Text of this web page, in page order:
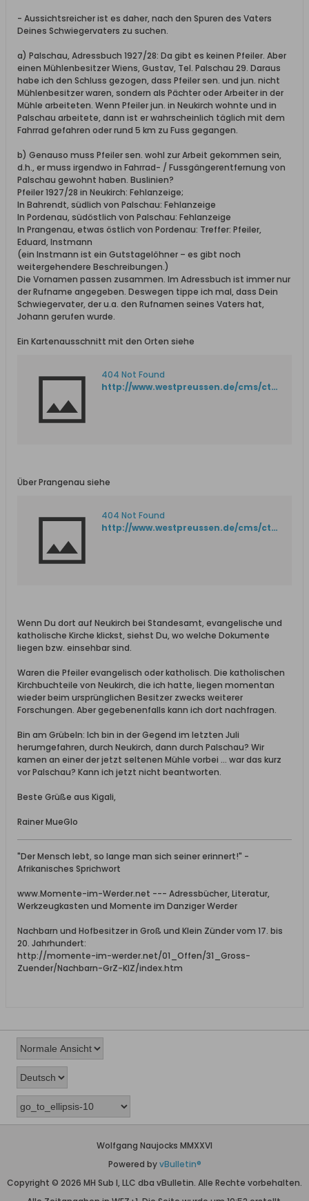
- Aussichtsreicher ist es daher, nach den Spuren des Vaters
Deines Schwiegervaters zu suchen.
a) Palschau, Adressbuch 1927/28: Da gibt es keinen Pfeiler. Aber
einen Mühlenbesitzer Wiens, Gustav, Tel. Palschau 29. Daraus
habe ich den Schluss gezogen, dass Pfeiler sen. und jun. nicht
Mühlenbesitzer waren, sondern als Pächter oder Arbeiter in der
Mühle arbeiteten. Wenn Pfeiler jun. in Neukirch wohnte und in
Palschau arbeitete, dann ist er wahrscheinlich täglich mit dem
Fahrrad gefahren oder rund 5 km zu Fuss gegangen.
b) Genauso muss Pfeiler sen. wohl zur Arbeit gekommen sein,
d.h., er muss irgendwo in Fahrrad- / Fussgängerentfernung von
Palschau gewohnt haben. Buslinien?
Pfeiler 1927/28 in Neukirch: Fehlanzeige;
In Bahrendt, südlich von Palschau: Fehlanzeige
In Pordenau, südöstlich von Palschau: Fehlanzeige
In Prangenau, etwas östlich von Pordenau: Treffer: Pfeiler,
Eduard, Instmann
(ein Instmann ist ein Gutstagelöhner – es gibt noch
weitergehendere Beschreibungen.)
Die Vornamen passen zusammen. Im Adressbuch ist immer nur
der Rufname angegeben. Deswegen tippe ich mal, dass Dein
Schwiegervater, der u.a. den Rufnamen seines Vaters hat,
Johann gerufen wurde.
Ein Kartenausschnitt mit den Orten siehe
404 Not Found
http://www.westpreussen.de/cms/ct/ortsverzeichnis/landkarte.php?karte=E5.GIF
Über Prangenau siehe
404 Not Found
http://www.westpreussen.de/cms/ct/ortsverzeichnis/details.php?ID=5248
Wenn Du dort auf Neukirch bei Standesamt, evangelische und
katholische Kirche klickst, siehst Du, wo welche Dokumente
liegen bzw. einsehbar sind.
Waren die Pfeiler evangelisch oder katholisch. Die katholischen
Kirchbuchteile von Neukirch, die ich hatte, liegen momentan
wieder beim ursprünglichen Besitzer zwecks weiterer
Forschungen. Aber gegebenenfalls kann ich dort nachfragen.
Bin am Grübeln: Ich bin in der Gegend im letzten Juli
herumgefahren, durch Neukirch, dann durch Palschau? Wir
kamen an einer der jetzt seltenen Mühle vorbei … war das kurz
vor Palschau? Kann ich jetzt nicht beantworten.
Beste Grüße aus Kigali,
Rainer MueGlo
"Der Mensch lebt, so lange man sich seiner erinnert!" -
Afrikanisches Sprichwort
www.Momente-im-Werder.net --- Adressbücher, Literatur,
Werkzeugkasten und Momente im Danziger Werder
Nachbarn und Hofbesitzer in Groß und Klein Zünder vom 17. bis
20. Jahrhundert:
http://momente-im-werder.net/01_Offen/31_Gross-
Zuender/Nachbarn-GrZ-KlZ/index.htm
Wolfgang Naujocks MMXXVI
Powered byvBulletin®
Copyright © 2026 MH Sub I, LLC dba vBulletin. Alle Rechte vorbehalten.